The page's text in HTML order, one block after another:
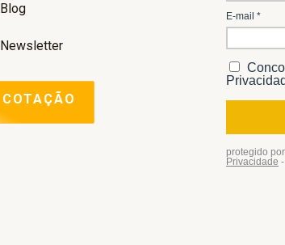
Blog
Newsletter
COTAÇÃO